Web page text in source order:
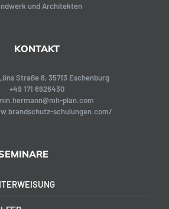
und Architekten
KONTAKT
Straße 8, 35713 Eschenburg
+49 171 6926430
plan.com
schulungen.com/